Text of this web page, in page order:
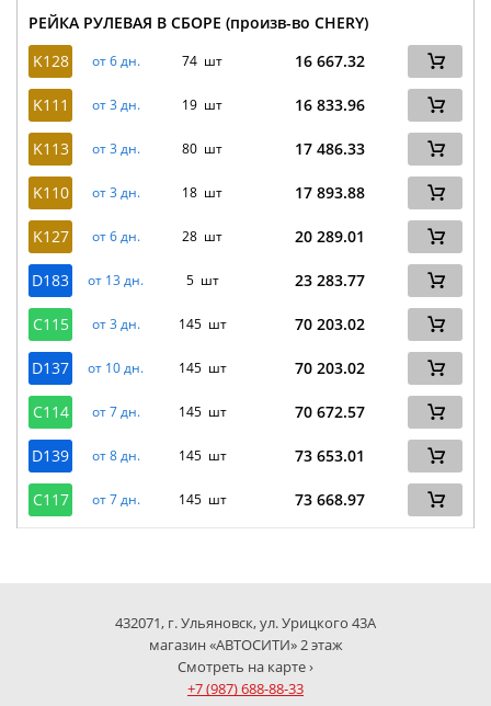
РЕЙКА РУЛЕВАЯ В СБОРЕ (произв-во CHERY)
K128
от 6 дн. 74 шт 16 667.32
K111 от 3 дн. 19 шт 16 833.96
K113 от 3 дн. 80 шт 17 486.33
K110 от 3 дн. 18 шт 17 893.88
K127 от 6 дн. 28 шт 20 289.01
D183 от 13 дн. 5 шт 23 283.77
C115 от 3 дн. 145 шт 70 203.02
D137 от 10 дн. 145 шт 70 203.02
C114 от 7 дн. 145 шт 70 672.57
D139 от 8 дн. 145 шт 73 653.01
C117 от 7 дн. 145 шт 73 668.97
432071, г. Ульяновск, ул. Урицкого 43А
магазин «АВТОСИТИ» 2 этаж
Смотреть на карте ›
+7 (987) 688-88-33